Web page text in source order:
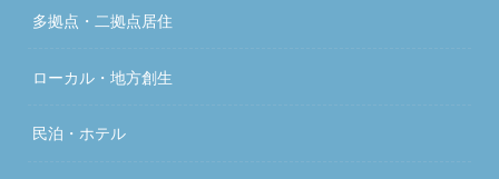
多拠点・二拠点居住
ローカル・地方創生
民泊・ホテル